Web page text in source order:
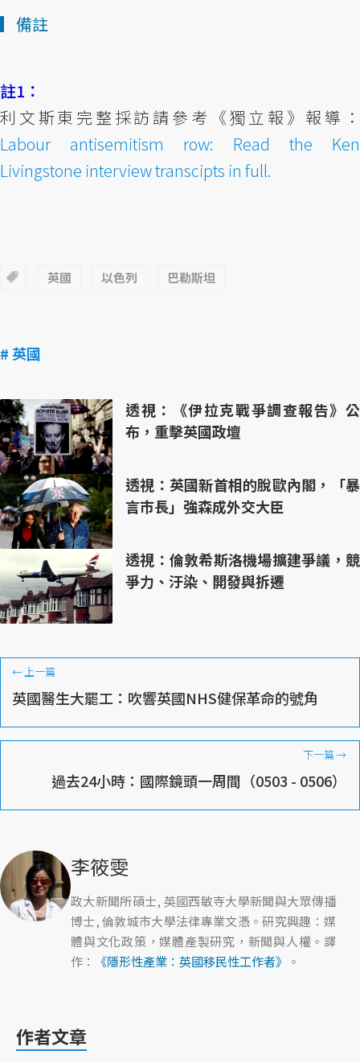
▎備註
註1：
利文斯東完整採訪請參考《獨立報》報導：
Labour antisemitism row: Read the Ken
Livingstone interview transcipts in full.
英國 以色列 巴勒斯坦
# 英國
透視：《伊拉克戰爭調查報告》公
布，重擊英國政壇
透視：英國新首相的脫歐內閣，「暴
言市長」強森成外交大臣
透視：倫敦希斯洛機場擴建爭議，競
爭力、汙染、開發與拆遷
←上一篇
英國醫生大罷工：吹響英國NHS健保革命的號角
下一篇→
過去24小時：國際鏡頭一周間（0503 - 0506）
李筱雯
政大新聞所碩士, 英國西敏寺大學新聞與大眾傳播
博士, 倫敦城市大學法律專業文憑。研究興趣：媒
體與文化政策，媒體產製研究，新聞與人權。譯
作：
《隱形性產業：英國移民性工作者》 。
作者文章